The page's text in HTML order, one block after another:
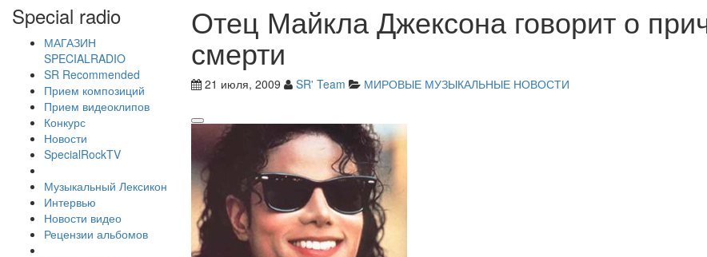
Special radio
МАГАЗИН
SPECIALRADIO
SR Recommended
Прием композиций
Прием видеоклипов
Конкурс
Новости
SpecialRockTV
Музыкальный Лексикон
Интервью
Новости видео
Рецензии альбомов
Отец Майкла Джексона говорит о
смерти
21 июля, 2009 SR' Team МИРОВЫЕ МУЗЫКАЛЬНЫЕ НОВОСТИ